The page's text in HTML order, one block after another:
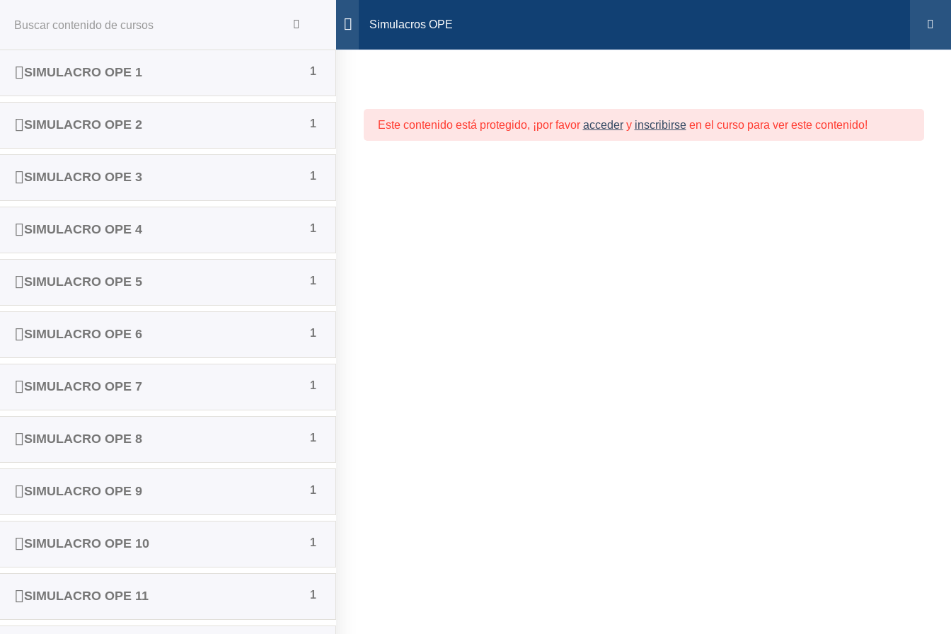
INICIAR SESIÓN
CURSOS OPE CURSOS EIR CURSOS OPE ESPECIALISTAS
Simulacros OPE
SIMULACRO OPE 1 1
SIMULACRO OPE 2 1
SIMULACRO OPE 3 1
SIMULACRO OPE 4 1
SIMULACRO OPE 5 1
SIMULACRO OPE 6 1
SIMULACRO OPE 7 1
SIMULACRO OPE 8 1
SIMULACRO OPE 9 1
SIMULACRO OPE 10 1
SIMULACRO OPE 11 1
Este contenido está protegido, ¡por favor accedery inscribirseen el curso para ver este contenido!
CURSOS OPE CURSOS EIR